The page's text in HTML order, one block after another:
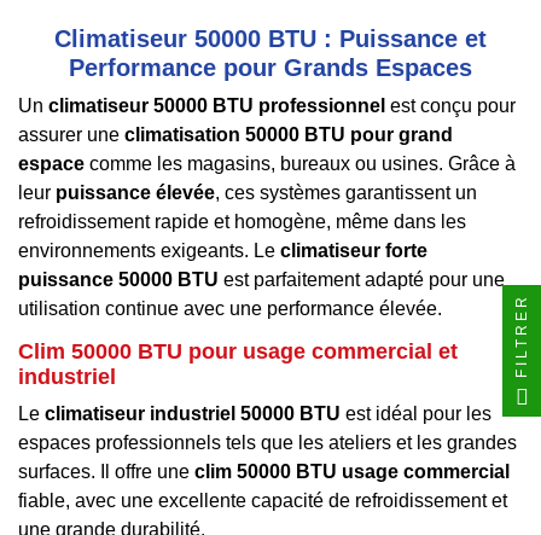
Climatiseur 50000 BTU : Puissance et
Performance pour Grands Espaces
Un climatiseur 50000 BTU professionnel est conçu pour
assurer une climatisation 50000 BTU pour grand
espace comme les magasins, bureaux ou usines. Grâce à
leur puissance élevée, ces systèmes garantissent un
refroidissement rapide et homogène, même dans les
environnements exigeants. Le climatiseur forte
puissance 50000 BTU est parfaitement adapté pour une
utilisation continue avec une performance élevée.
Clim 50000 BTU pour usage commercial et
industriel
Le climatiseur industriel 50000 BTU est idéal pour les
espaces professionnels tels que les ateliers et les grandes
surfaces. Il offre une clim 50000 BTU usage commercial
fiable, avec une excellente capacité de refroidissement et
une grande durabilité.
FILTRER